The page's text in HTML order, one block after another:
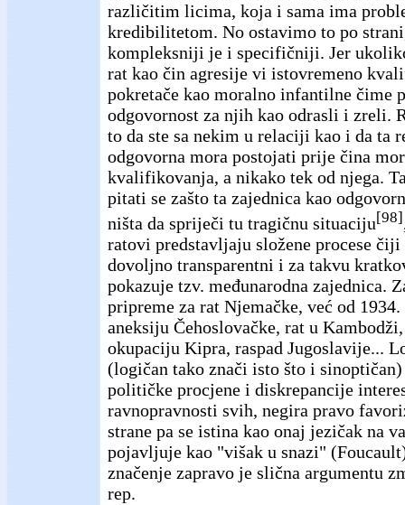
različitim licima, koja i sama ima
kredibilitetom. No ostavimo to po
kompleksniji je i specifičniji. Jer
rat kao čin agresije vi istovremeno
pokretače kao moralno infantilne čime
odgovornost za njih kao odrasli i zreli.
to da ste sa nekim u relaciji kao i da ta
odgovorna mora postojati prije čina
kvalifikovanja, a nikako tek od njega.
pitati se zašto ta zajednica kao
ništa da spriječi tu tragičnu situaciju[98]
ratovi predstavljaju složene procese
dovoljno transparentni i za takvu
pokazuje tzv. međunarodna zajednica.
pripreme za rat Njemačke, već od
aneksiju Čehoslovačke, rat u
okupaciju Kipra, raspad Jugoslavije...
(logičan tako znači isto što i
političke procjene i diskrepancije
ravnopravnosti svih, negira pravo
strane pa se istina kao onaj jezičak na
pojavljuje kao "višak u snazi"
značenje zapravo je slična argumentu
rep.